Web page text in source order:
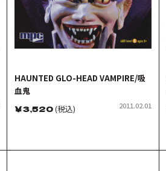
HAUNTED GLO-HEAD VAMPIRE/吸
血鬼
￥3,520(税込) 2011.02.01